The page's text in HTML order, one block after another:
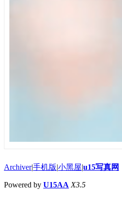
Archiver|手机版|小黑屋|u15写真网
Powered by U15AA X3.5